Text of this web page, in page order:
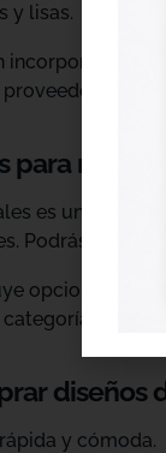
y lisas.
incorporar
para
es una
Podrás
opciones para
diseños
y cómoda.